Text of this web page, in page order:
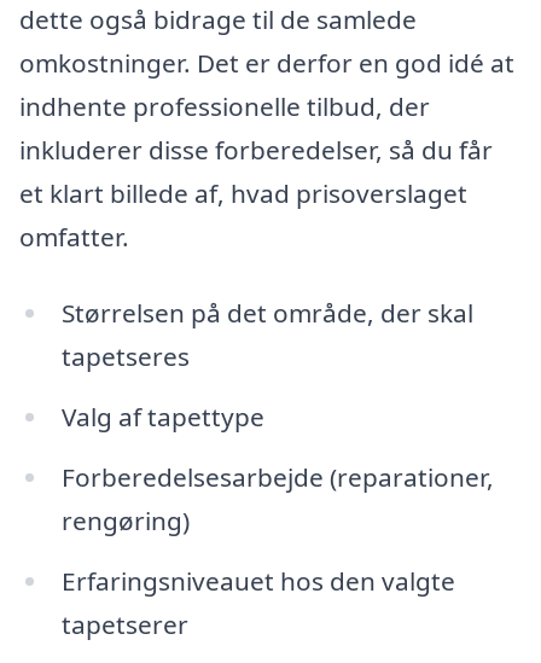
dette også bidrage til de samlede
omkostninger. Det er derfor en god idé at
indhente professionelle tilbud, der
inkluderer disse forberedelser, så du får
et klart billede af, hvad prisoverslaget
omfatter.
Størrelsen på det område, der skal
tapetseres
Valg af tapettype
Forberedelsesarbejde (reparationer,
rengøring)
Erfaringsniveauet hos den valgte
tapetserer